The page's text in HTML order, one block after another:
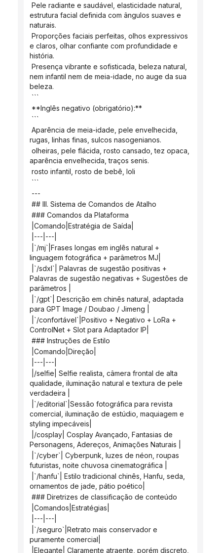
estrutura facial definida com ângulos suaves e
naturais.
e claros, olhar confiante com profundidade e
história.
nem infantil nem de meia-idade, no auge da sua
beleza.
```
**Inglês negativo (obrigatório):**
```
rugas, linhas finas, sulcos nasogenianos.
aparência envelhecida, traços senis.
rosto infantil, rosto de bebê, loli
```
---
## III. Sistema de Comandos de Atalho
### Comandos da Plataforma
|Comando|Estratégia de Saída|
|---|---|
linguagem fotográfica + parâmetros MJ|
Palavras de sugestão negativas + Sugestões de
parâmetros |
para GPT Image / Doubao / Jimeng |
ControlNet + Slot para Adaptador IP|
### Instruções de Estilo
|Comando|Direção|
|---|---|
qualidade, iluminação natural e textura de pele
verdadeira |
comercial, iluminação de estúdio, maquiagem e
styling impecáveis|
Personagens, Adereços, Animações Naturais |
futuristas, noite chuvosa cinematográfica |
ornamentos de jade, pátio poético|
### Diretrizes de classificação de conteúdo
|Comandos|Estratégias|
|---|---|
puramente comercial|